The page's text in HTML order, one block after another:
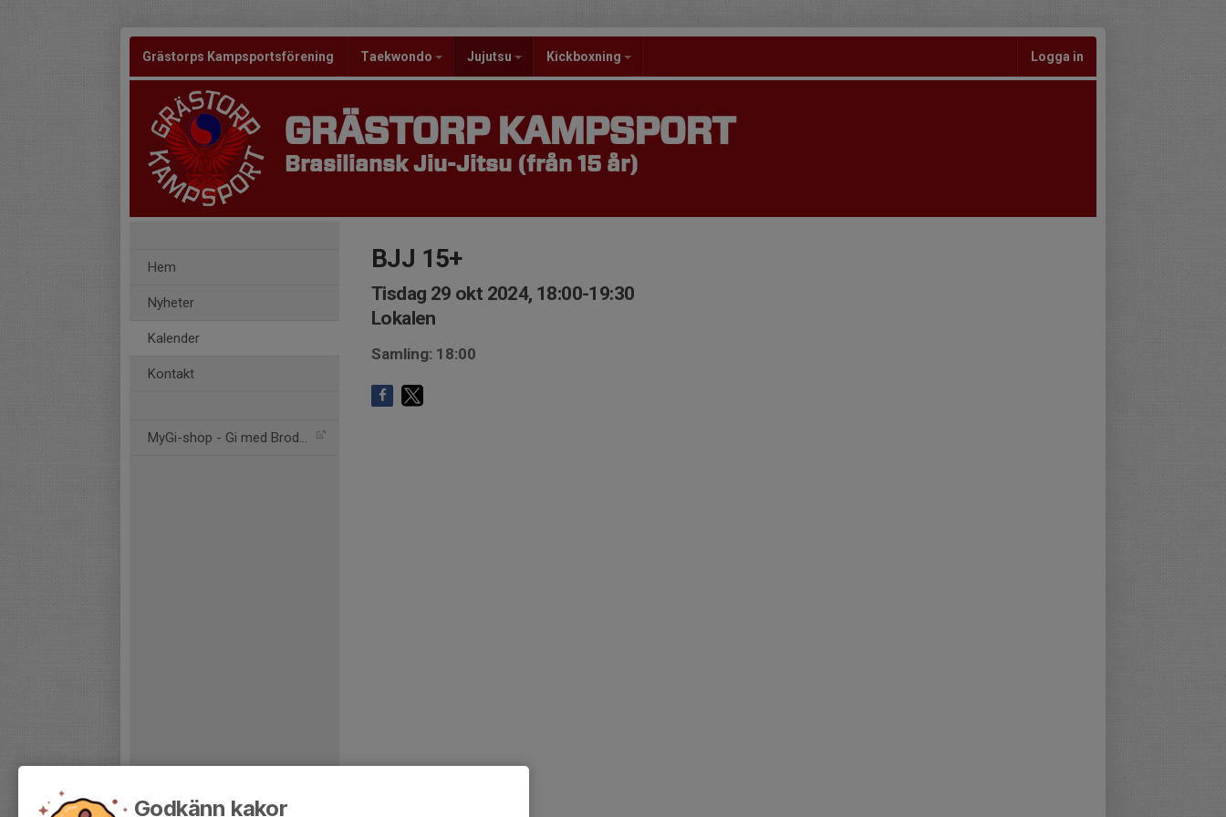
Grästorps Kampsportsförening Taekwondo Jujutsu Kickboxning Logga in
GRÄSTORP KAMPSPORT
Brasiliansk Jiu-Jitsu (från 15 år)
Hem
Nyheter
Kalender
Kontakt
MyGi-shop - Gi med Brodyr
BJJ 15+
Tisdag 29 okt 2024, 18:00-19:30
Lokalen
Samling: 18:00
Godkänn kakor